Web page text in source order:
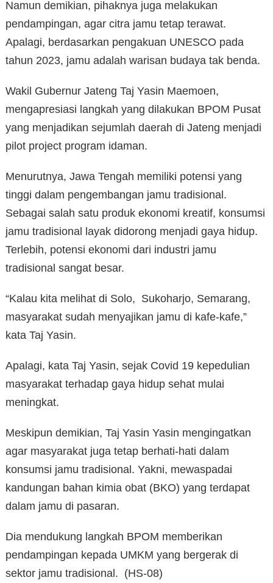
Namun demikian, pihaknya juga melakukan
pendampingan, agar citra jamu tetap terawat.
Apalagi, berdasarkan pengakuan UNESCO pada
tahun 2023, jamu adalah warisan budaya tak benda.
Wakil Gubernur Jateng Taj Yasin Maemoen,
mengapresiasi langkah yang dilakukan BPOM Pusat
yang menjadikan sejumlah daerah di Jateng menjadi
pilot project program idaman.
Menurutnya, Jawa Tengah memiliki potensi yang
tinggi dalam pengembangan jamu tradisional.
Sebagai salah satu produk ekonomi kreatif, konsumsi
jamu tradisional layak didorong menjadi gaya hidup.
Terlebih, potensi ekonomi dari industri jamu
tradisional sangat besar.
“Kalau kita melihat di Solo, Sukoharjo, Semarang,
masyarakat sudah menyajikan jamu di kafe-kafe,”
kata Taj Yasin.
Apalagi, kata Taj Yasin, sejak Covid 19 kepedulian
masyarakat terhadap gaya hidup sehat mulai
meningkat.
Meskipun demikian, Taj Yasin Yasin mengingatkan
agar masyarakat juga tetap berhati-hati dalam
konsumsi jamu tradisional. Yakni, mewaspadai
kandungan bahan kimia obat (BKO) yang terdapat
dalam jamu di pasaran.
Dia mendukung langkah BPOM memberikan
pendampingan kepada UMKM yang bergerak di
sektor jamu tradisional. (HS-08)